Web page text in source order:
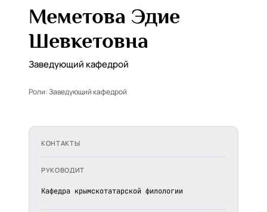
Меметова Эдие
Шевкетовна
Заведующий кафедрой
Роли:Заведующий кафедрой
КОНТАКТЫ
РУКОВОДИТ
Кафедра крымскотатарской филологии